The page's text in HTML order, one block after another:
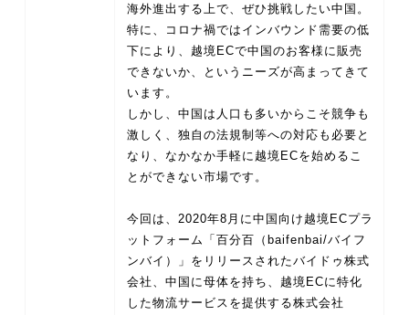
海外進出する上で、ぜひ挑戦したい中国。
特に、コロナ禍ではインバウンド需要の低
下により、越境ECで中国のお客様に販売
できないか、というニーズが高まってきて
います。
しかし、中国は人口も多いからこそ競争も
激しく、独自の法規制等への対応も必要と
なり、なかなか手軽に越境ECを始めるこ
とができない市場です。
今回は、2020年8月に中国向け越境ECプラ
ットフォーム「百分百（baifenbai/バイフ
ンバイ）」をリリースされたバイドゥ株式
会社、中国に母体を持ち、越境ECに特化
した物流サービスを提供する株式会社